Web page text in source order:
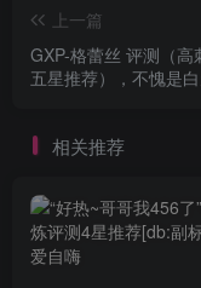
上一篇
GXP-格蕾丝 评测（高
五星推荐），不愧是
相关推荐